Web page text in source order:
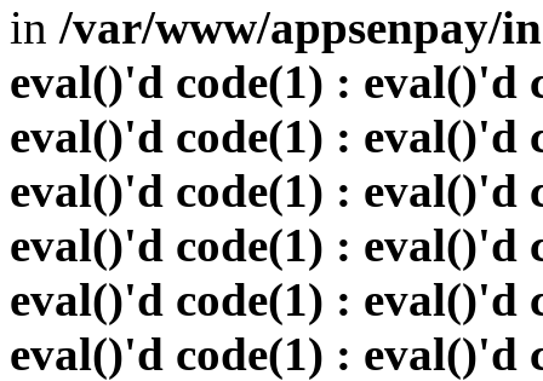
in /var/www/appsenpay/
eval()'d code(1) : eval()'d
eval()'d code(1) : eval()'d
eval()'d code(1) : eval()'d
eval()'d code(1) : eval()'d
eval()'d code(1) : eval()'d
eval()'d code(1) : eval()'d